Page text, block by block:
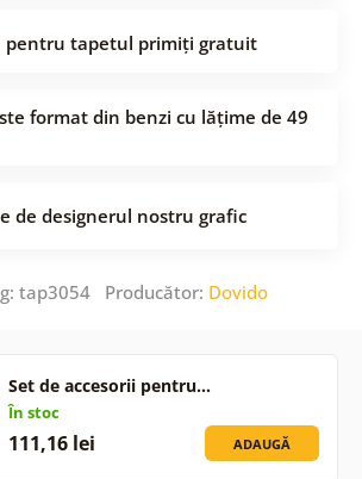
pentru tapetul primiți gratuit
format din benzi cu lățime de 49
de designerul nostru grafic
tap3054 Producător: Dovido
Set de accesorii pentru…
În stoc
111,16 lei ADAUGĂ